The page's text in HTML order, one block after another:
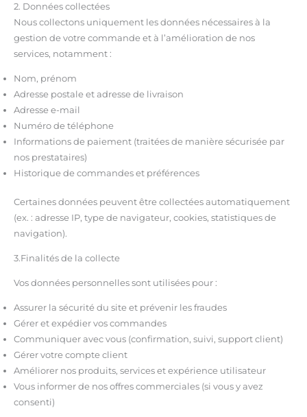
2. Données collectées
Nous collectons uniquement les données nécessaires à la
gestion de votre commande et à l’amélioration de nos
services, notamment :
Nom, prénom
Adresse postale et adresse de livraison
Adresse e-mail
Numéro de téléphone
Informations de paiement (traitées de manière sécurisée par
nos prestataires)
Historique de commandes et préférences
Certaines données peuvent être collectées automatiquement
(ex. : adresse IP, type de navigateur, cookies, statistiques de
navigation).
3.Finalités de la collecte
Vos données personnelles sont utilisées pour :
Assurer la sécurité du site et prévenir les fraudes
Gérer et expédier vos commandes
Communiquer avec vous (confirmation, suivi, support client)
Gérer votre compte client
Améliorer nos produits, services et expérience utilisateur
Vous informer de nos offres commerciales (si vous y avez
consenti)